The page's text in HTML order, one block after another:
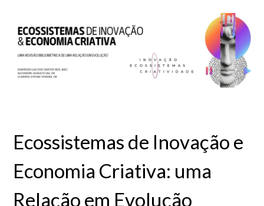
Ecossistemas de Inovação e
Economia Criativa: uma
Relação em Evolução